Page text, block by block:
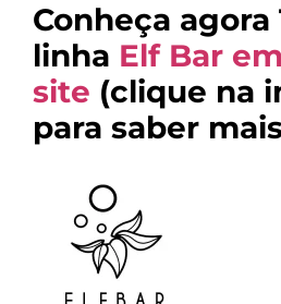
Conheça agora
linha Elf Bar
site (clique na
para saber